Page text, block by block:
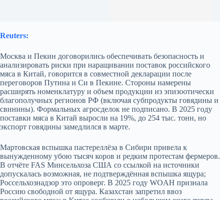
Reuters:
Москва и Пекин договорились обеспечивать безопасность и
анализировать риски при наращивании поставок российского
мяса в Китай, говорится в совместной декларации после
переговоров Путина и Си в Пекине. Стороны намерены
расширять номенклатуру и объем продукции из эпизоотически
благополучных регионов РФ (включая субпродукты говядины и
свинины). Формальных агросделок не подписано. В 2025 году
поставки мяса в Китай выросли на 19%, до 254 тыс. тонн, но
экспорт говядины замедлился в марте.
Мартовская вспышка пастереллёза в Сибири привела к
вынужденному убою тысяч коров и редким протестам фермеров.
В отчёте FAS Минсельхоза США со ссылкой на источники
допускалась возможная, не подтверждённая вспышка ящура;
Россельхознадзор это опроверг. В 2025 году WOAH признала
Россию свободной от ящура. Казахстан запретил ввоз